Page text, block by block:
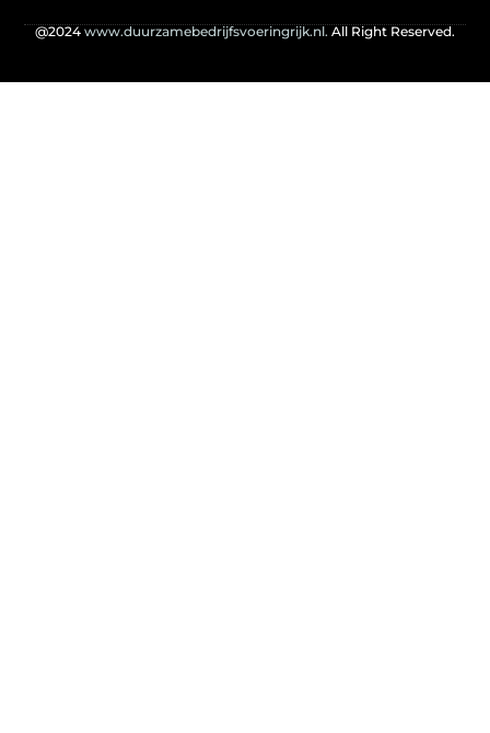
@2024www.duurzamebedrijfsvoeringrijk.nl.All Right Reserved.